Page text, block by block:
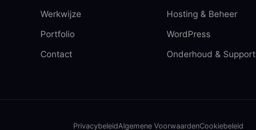
Werkwijze
Portfolio
Contact
Hosting & Beheer
WordPress
Onderhoud & Support
PrivacybeleidAlgemene VoorwaardenCookiebeleid